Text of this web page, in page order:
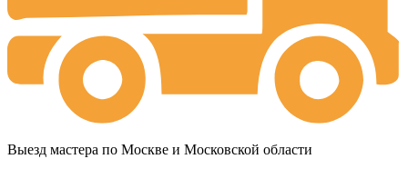
Выезд мастера по Москве и Московской области